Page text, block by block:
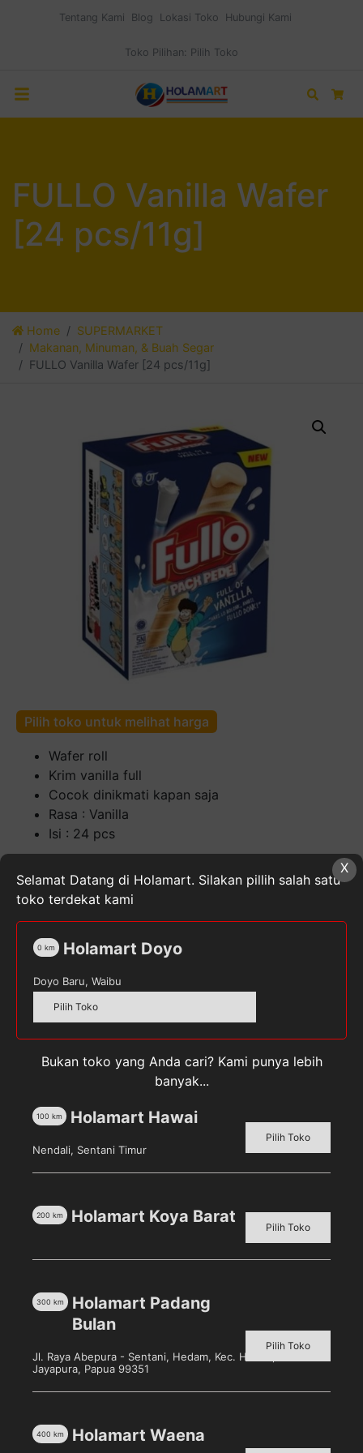
Tentang Kami Blog Lokasi Toko Hubungi Kami
Toko Pilihan: Pilih Toko
Search
FULLO Vanilla Wafer
[24 pcs/11g]
Home
SUPERMARKET
Makanan, Minuman, & Buah Segar
FULLO Vanilla Wafer [24 pcs/11g]
Pilih toko untuk melihat harga
Wafer roll
Krim vanilla full
Cocok dinikmati kapan saja
Rasa : Vanilla
Isi : 24 pcs
FULLO
Vanilla
Wafer
[24
SKU:8991102381017 Kategori:
Deskripsi
FULLO Vanilla merupakan wafer roll dengan krim
vanilla yang full, cocok dinikmati saat santai di rumah
ataupun saat bepergian. Fullo twist ini hadir dalam
kenikmatan lebih untuk Anda.
Produk Terkait
X
Selamat Datang di Holamart. Silakan pillih salah satu
toko terdekat kami
Holamart Doyo
0 km
Doyo Baru, Waibu
Pilih Toko
Bukan toko yang Anda cari? Kami punya lebih
banyak...
Holamart Hawai
100 km
Nendali, Sentani Timur
Pilih Toko
Holamart Koya Barat
200 km
Pilih Toko
Holamart Padang
Bulan
300 km
Jl. Raya Abepura - Sentani, Hedam, Kec. Heram, Kota
Jayapura, Papua 99351
Pilih Toko
Holamart Waena
400 km